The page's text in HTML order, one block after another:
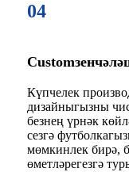
04
Күпчелек
дизайныгызны
безнең үрнәк
сезгә
мөмкинлек бирә,
өметләрегезгә